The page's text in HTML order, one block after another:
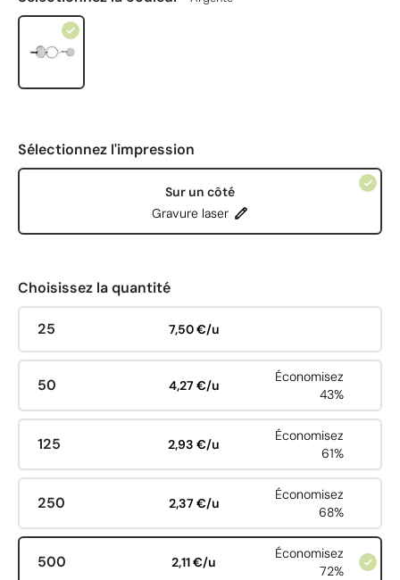
Sélectionnez l'impression
Sur un côté
Gravure laser
Choisissez la quantité
25 7,50 €/u
50 4,27 €/u
Économisez
43%
125 2,93 €/u
Économisez
61%
250 2,37 €/u
Économisez
68%
500 2,11 €/u
Économisez
72%